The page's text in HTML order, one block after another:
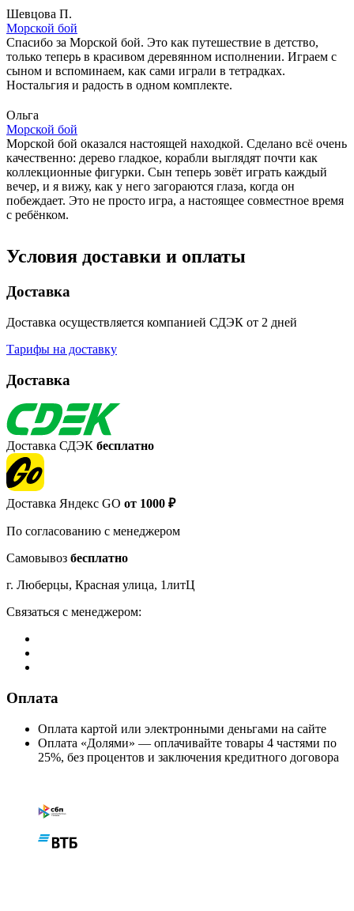
Шевцова П.
Морской бой
Спасибо за Морской бой. Это как путешествие в детство,
только теперь в красивом деревянном исполнении. Играем с
сыном и вспоминаем, как сами играли в тетрадках.
Ностальгия и радость в одном комплекте.
Ольга
Морской бой
Морской бой оказался настоящей находкой. Сделано всё очень
качественно: дерево гладкое, корабли выглядят почти как
коллекционные фигурки. Сын теперь зовёт играть каждый
вечер, и я вижу, как у него загораются глаза, когда он
побеждает. Это не просто игра, а настоящее совместное время
с ребёнком.
Условия доставки и оплаты
Доставка
Доставка осуществляется компанией СДЭК от 2 дней
Тарифы на доставку
Доставка
Доставка СДЭК бесплатно
Доставка Яндекс GO от 1000 ₽
По согласованию с менеджером
Самовывоз бесплатно
г. Люберцы, Красная улица, 1литЦ
Связаться с менеджером:
Оплата
Оплата картой или электронными деньгами на сайте
Оплата «Долями» — оплачивайте товары 4 частями по
25%, без процентов и заключения кредитного договора